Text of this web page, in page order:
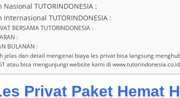
TUTORINDONESIA :
TUTORINDONESIA :
BERSAMA TUTORINDONESIA :
:
BULANAN :
jelas dan detail mengenai biaya les privat bisa langsung
atau bisa mengunjungi website kami di www.tutorindonesia.co.id
Privat Paket Hemat